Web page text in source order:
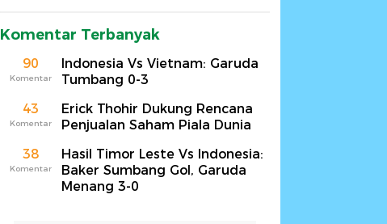
Komentar Terbanyak
90
Komentar
Indonesia Vs Vietnam: Garuda
Tumbang 0-3
43
Komentar
Erick Thohir Dukung Rencana
Penjualan Saham Piala Dunia
38
Komentar
Hasil Timor Leste Vs Indonesia:
Baker Sumbang Gol, Garuda
Menang 3-0